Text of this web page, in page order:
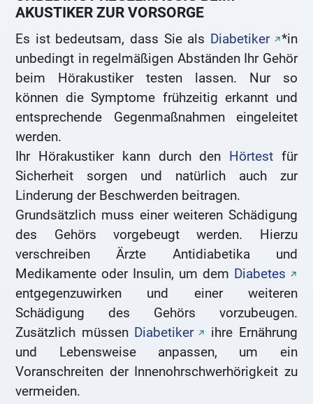
AKUSTIKER ZUR VORSORGE
Es ist bedeutsam, dass Sie als Diabetiker
*in
unbedingt in regelmäßigen Abständen Ihr Gehör
beim Hörakustiker testen lassen. Nur so
können die Symptome frühzeitig erkannt und
entsprechende Gegenmaßnahmen eingeleitet
werden.
Ihr Hörakustiker kann durch den Hörtestfür
Sicherheit sorgen und natürlich auch zur
Linderung der Beschwerden beitragen.
Grundsätzlich muss einer weiteren Schädigung
des Gehörs vorgebeugt werden. Hierzu
verschreiben Ärzte Antidiabetika und
Medikamente oder Insulin, um dem Diabetes
entgegenzuwirken und einer weiteren
Schädigung des Gehörs vorzubeugen.
Zusätzlich müssen Diabetiker
ihre Ernährung
und Lebensweise anpassen, um ein
Voranschreiten der Innenohrschwerhörigkeit zu
vermeiden.